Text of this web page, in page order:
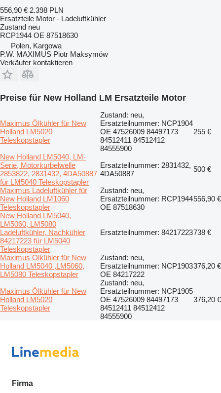
556,90 € 2.398 PLN
Ersatzteile Motor - Ladeluftkühler
Zustand neu
RCP1944 OE 87518630
Polen, Kargowa
P.W. MAXIMUS Piotr Maksymów
Verkäufer kontaktieren
Preise für New Holland LM Ersatzteile Motor
Maximus Ölkühler für New
Holland LM5020
Teleskopstapler
Zustand: neu,
Ersatzteilnummer: NCP1904
OE 47526009 84497173
84512411 84512412
84555900
255 €
New Holland LM5040, LM-
Serie, Motorkurbelwelle
2853822, 2831432, 4DA50887
für LM5040 Teleskopstapler
Ersatzteilnummer: 2831432,
4DA50887
500 €
Maximus Ladeluftkühler für
New Holland LM1060
Teleskopstapler
Zustand: neu,
Ersatzteilnummer: RCP1944
OE 87518630
556,90 €
New Holland LM5040,
LM5060, LM5080
Ladeluftkühler, Nachkühler
84217223 für LM5040
Teleskopstapler
Ersatzteilnummer: 84217223738 €
Maximus Ölkühler für New
Holland LM5040 ,LM5060,
LM5080 Teleskopstapler
Zustand: neu,
Ersatzteilnummer: NCP1903
OE 84217222
376,20 €
Maximus Ölkühler für New
Holland LM5020
Teleskopstapler
Zustand: neu,
Ersatzteilnummer: NCP1905
OE 47526009 84497173
84512411 84512412
84555900
376,20 €
Firma